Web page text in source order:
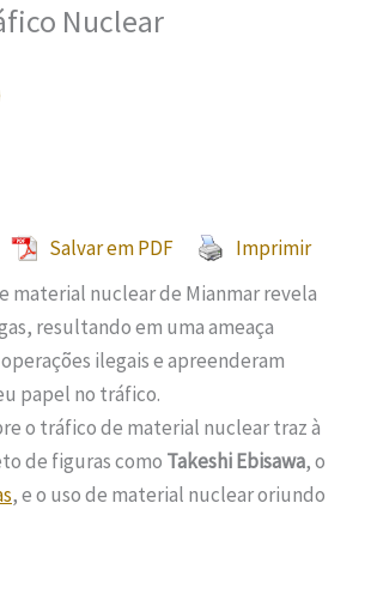
Nuclear
Salvar em PDF
Imprimir
material nuclear de Mianmar revela
resultando em uma ameaça
ilegais e apreenderam
papel no tráfico.
o tráfico de material nuclear traz à
de figuras como Takeshi Ebisawa, o
, e o uso de material nuclear oriundo